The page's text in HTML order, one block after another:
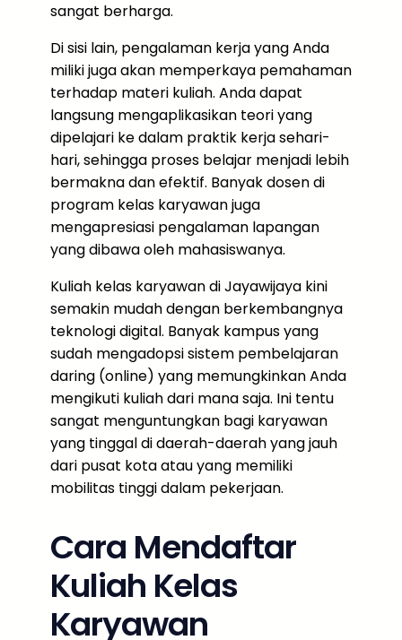
sangat berharga.
Di sisi lain, pengalaman kerja yang Anda
miliki juga akan memperkaya pemahaman
terhadap materi kuliah. Anda dapat
langsung mengaplikasikan teori yang
dipelajari ke dalam praktik kerja sehari-
hari, sehingga proses belajar menjadi lebih
bermakna dan efektif. Banyak dosen di
program kelas karyawan juga
mengapresiasi pengalaman lapangan
yang dibawa oleh mahasiswanya.
Kuliah kelas karyawan di Jayawijaya kini
semakin mudah dengan berkembangnya
teknologi digital. Banyak kampus yang
sudah mengadopsi sistem pembelajaran
daring (online) yang memungkinkan Anda
mengikuti kuliah dari mana saja. Ini tentu
sangat menguntungkan bagi karyawan
yang tinggal di daerah-daerah yang jauh
dari pusat kota atau yang memiliki
mobilitas tinggi dalam pekerjaan.
Cara Mendaftar
Kuliah Kelas
Karyawan